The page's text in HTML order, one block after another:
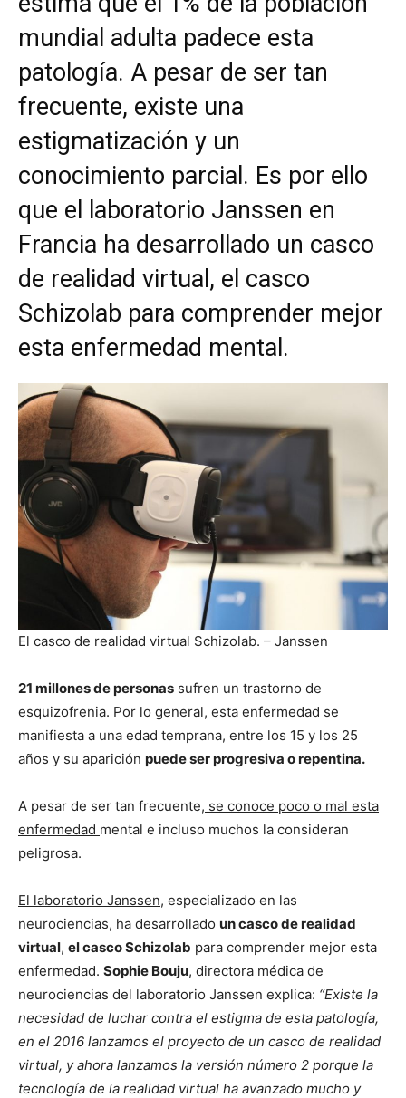
mundial adulta padece esta
patología. A pesar de ser tan
frecuente, existe una
estigmatización y un
conocimiento parcial. Es por ello
que el laboratorio Janssen en
Francia ha desarrollado un casco
de realidad virtual, el casco
Schizolab para comprender mejor
esta enfermedad mental.
El casco de realidad virtual Schizolab. – Janssen
21 millones de personas sufren un trastorno de
esquizofrenia. Por lo general, esta enfermedad se
manifiesta a una edad temprana, entre los 15 y los 25
años y su aparición puede ser progresiva o repentina.
A pesar de ser tan frecuente, se conoce poco o mal esta
enfermedad mental e incluso muchos la consideran
peligrosa.
El laboratorio Janssen, especializado en las
neurociencias, ha desarrollado un casco de realidad
virtual, el casco Schizolab para comprender mejor esta
enfermedad. Sophie Bouju, directora médica de
neurociencias del laboratorio Janssen explica: “Existe la
necesidad de luchar contra el estigma de esta patología,
en el 2016 lanzamos el proyecto de un casco de realidad
virtual, y ahora lanzamos la versión número 2 porque la
tecnología de la realidad virtual ha avanzado mucho y